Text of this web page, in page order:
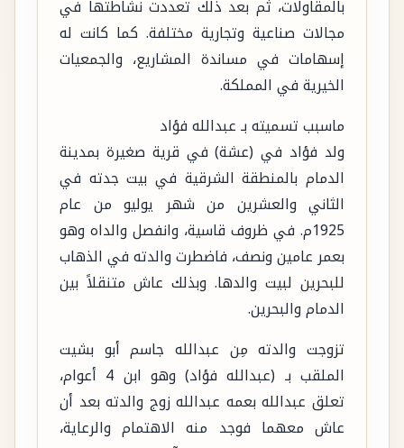
بالمقاولات، ثم بعد ذلك تعددت نشاطتها في
مجالات صناعية وتجارية مختلفة. كما كانت له
إسهامات في مساندة المشاريع، والجمعيات
الخيرية في المملكة.
ماسبب تسميته بـ عبدالله فؤاد
ولد فؤاد في (عشة) في قرية صغيرة بمدينة
الدمام بالمنطقة الشرقية في بيت جدته في
الثاني والعشرين من شهر يوليو من عام
1925م. في ظروف قاسية، وانفصل والداه وهو
بعمر عامين ونصف، فاضطرت والدته في الذهاب
للبحرين لبيت والدها. وبذلك عاش متنقلاً بين
الدمام والبحرين.
تزوجت والدته مِن عبدالله جاسم أبو بشيت
الملقب بـ (عبدالله فؤاد) وهو ابن 4 أعوام،
تعلق عبدالله بعمه عبدالله زوج والدته بعد أن
عاش معهما فوجد منه الاهتمام والرعاية،